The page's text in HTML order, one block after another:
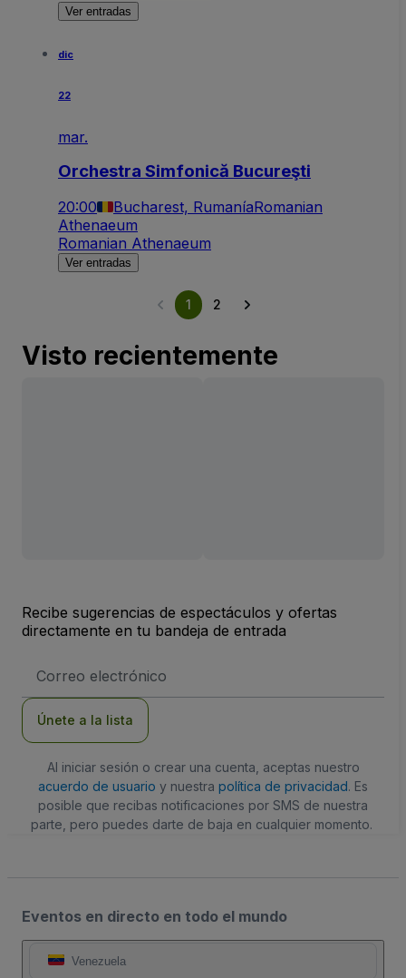
Ver entradas
dic
22
mar.
Orchestra Simfonică Bucureşti
20:00 Bucharest, RumaníaRomanian
Athenaeum
Romanian Athenaeum
Ver entradas
1 2
Visto recientemente
Recibe sugerencias de espectáculos y ofertas
directamente en tu bandeja de entrada
de
Únete a la lista
Al iniciar sesión o crear una cuenta, aceptas nuestro
acuerdo de usuario y nuestra política de privacidad. Es
posible que recibas notificaciones por SMS de nuestra
parte, pero puedes darte de baja en cualquier momento.
Eventos en directo en todo el mundo
Venezuela